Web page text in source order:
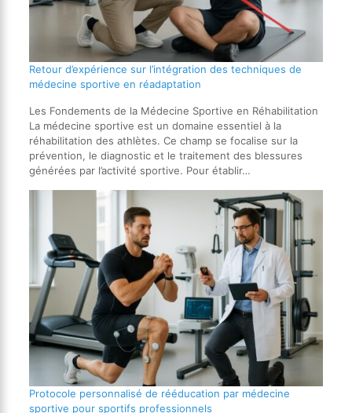
Retour d’expérience sur l’intégration des techniques de
médecine sportive en réadaptation
Les Fondements de la Médecine Sportive en Réhabilitation
La médecine sportive est un domaine essentiel à la
réhabilitation des athlètes. Ce champ se focalise sur la
prévention, le diagnostic et le traitement des blessures
générées par l’activité sportive. Pour établir…
Protocole personnalisé de rééducation par médecine
sportive pour sportifs professionnels